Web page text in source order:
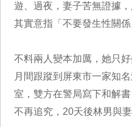
遊、過夜，妻子苦無證據
其實意指「不要發生性關係
不料兩人變本加厲，她只
月間跟蹤到屏東市一家知
室，雙方在警局寫下和解
不再追究，20天後林男與